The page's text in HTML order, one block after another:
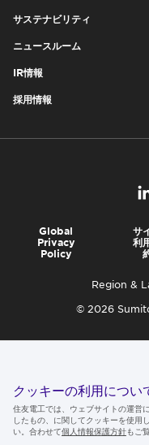
サステナビリティ
ニュースルーム
IR情報
採用情報
Global
Privacy
Policy
サ
利
Region &
© 2026
クッキーの利用につい
住友電工では、ウェブサイトの運営
したもの、に関してクッキーを使用
い。合わせて個人情報保護方針もご